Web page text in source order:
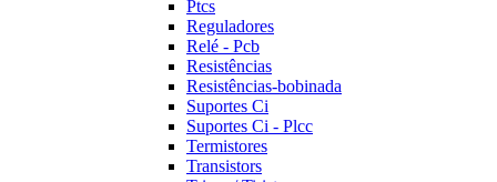
Ptcs
Reguladores
Relé - Pcb
Resistências
Resistências-bobinada
Suportes Ci
Suportes Ci - Plcc
Termistores
Transistors